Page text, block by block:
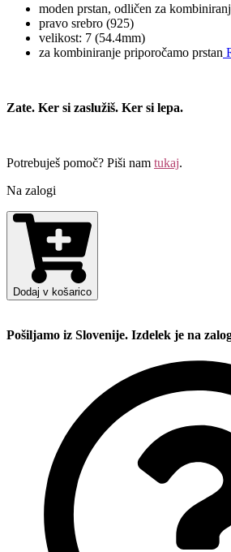
moden prstan, odličen za
pravo srebro (925)
velikost: 7 (54.4mm)
za kombiniranje priporočamo prstan
Zate. Ker si zaslužiš. Ker si lepa.
Potrebuješ pomoč? Piši nam tukaj.
Na zalogi
Minimalistic
Beauty
prstan
količina
Dodaj v košarico
Pošiljamo iz Slovenije. Izdelek je na